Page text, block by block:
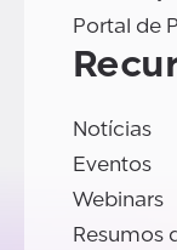
Portal de
Notícias
Eventos
Webinars
Resumos